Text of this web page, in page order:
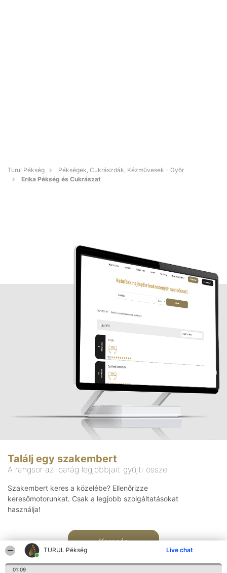
TURUL Pékség Live chat
01:09
Turul Pékség
Pékségek, Cukrászdák, Kézművesek - Győr
Erika Pékség és Cukrászat
Találj egy szakembert
A rangsor az iparág legjobbjait gyűjti össze
Szakembert keres a közelébe? Ellenőrizze
keresőmotorunkat. Csak a legjobb szolgáltatásokat
használja!
Keresés